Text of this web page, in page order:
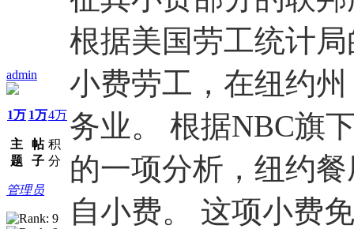
admin
1万
主
题
1万
帖
子
4万
积
分
管理员
根据美国劳工统计
小费劳工，在纽约
务业。 根据NBC旗
的一项分析，纽约
自小费。 这项小费